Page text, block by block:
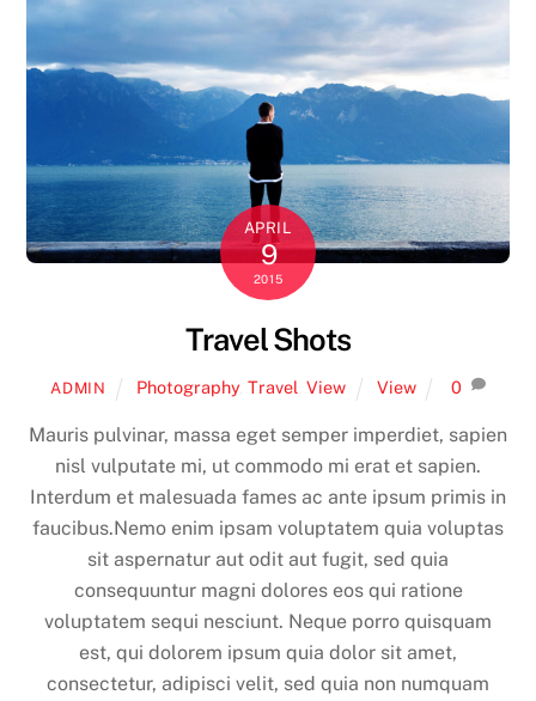
APRIL
9
2015
Travel Shots
ADMIN Photography,Travel ,View View 0
Mauris pulvinar, massa eget semper imperdiet, sapien
nisl vulputate mi, ut commodo mi erat et sapien.
Interdum et malesuada fames ac ante ipsum primis in
faucibus.Nemo enim ipsam voluptatem quia voluptas
sit aspernatur aut odit aut fugit, sed quia
consequuntur magni dolores eos qui ratione
voluptatem sequi nesciunt. Neque porro quisquam
est, qui dolorem ipsum quia dolor sit amet,
consectetur, adipisci velit, sed quia non numquam